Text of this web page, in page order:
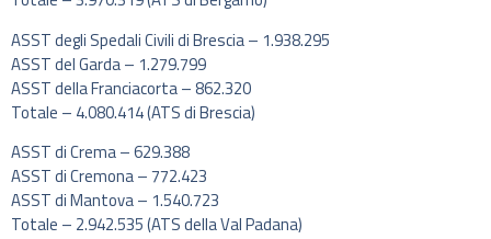
ASST degli Spedali Civili di Brescia – 1.938.295​
ASST del Garda – 1.279.799​
ASST della Franciacorta – 862.320​
Totale – 4.080.414 (ATS di Brescia)​
ASST di Crema – 629.388​
ASST di Cremona – 772.423​
ASST di Mantova – 1.540.723​
Totale – 2.942.535 (ATS della Val Padana)​